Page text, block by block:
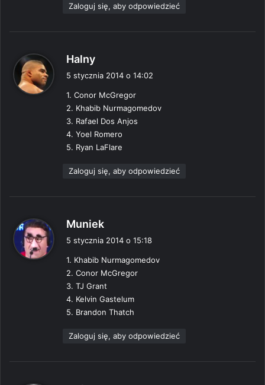
Zaloguj się, aby odpowiedzieć
Halny
z
e
:
5 stycznia 2014 o 14:02
1. Conor McGregor
2. Khabib Nurmagomedov
3. Rafael Dos Anjos
4. Yoel Romero
5. Ryan LaFlare
Zaloguj się, aby odpowiedzieć
Muniek
z
e
:
5 stycznia 2014 o 15:18
1. Khabib Nurmagomedov
2. Conor McGregor
3. TJ Grant
4. Kelvin Gastelum
5. Brandon Thatch
Zaloguj się, aby odpowiedzieć